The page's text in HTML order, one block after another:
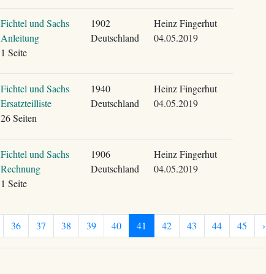
Fichtel und Sachs
Anleitung
1 Seite
1902
Deutschland
Heinz Fingerhut
04.05.2019
Fichtel und Sachs
Ersatzteilliste
26 Seiten
1940
Deutschland
Heinz Fingerhut
04.05.2019
Fichtel und Sachs
Rechnung
1 Seite
1906
Deutschland
Heinz Fingerhut
04.05.2019
36 37 38 39 40 41 42 43 44 45 ›